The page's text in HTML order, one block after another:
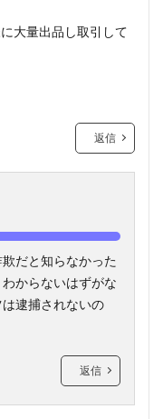
大量出品し取引して
返信
だと知らなかった
からないはずがな
逮捕されないの
返信